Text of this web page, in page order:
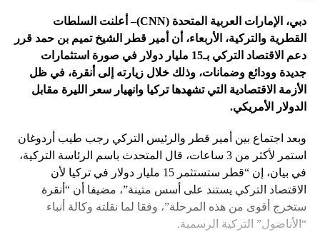
دبي، الإمارات العربية المتحدة (CNN)– أعلنت السلطات
القطرية والتركية، الأربعاء، أن أمير قطر الشيخ تميم بن حمد قرر
دعم الاقتصاد التركي بـ15 مليار دولار في صورة استثمارات
جديدة وودائع وضمانات، وذلك خلال زيارته إلى أنقرة، في ظل
الأزمة الاقتصادية التي تشهدها تركيا وانهيار سعر الليرة مقابل
الدولار الأمريكي.
وبعد اجتماع بين أمير قطر والرئيس التركي رجب طيب أردوغان
استمر لأكثر من 3 ساعات، قال المتحدث باسم الرئاسة التركية،
في بيان، إن “قطر ستستثمر 15 مليار دولار في تركيا لأن
الاقتصاد التركي يستند على أسس متينة”، مضيفا أن “أنقرة
ستخرج أقوى من هذه المرحلة”، وفقا لما نقلته وكالة أنباء
“الأناضول” التركية الرسمية.